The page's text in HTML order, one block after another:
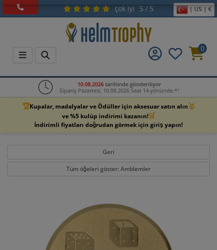
çok iyi 5 / 5 | US | €
0
10.08.2026tarihinde gönderiliyor
Sipariş Pazartesi, 10.08.2026 Saat 14 yönünde.*¹
🏆Kupalar, madalyalar ve Ödüller için aksesuar satın alın🥇
ve %5 kulüp indirimi kazanın!🛒
İndirimli fiyatları doğrudan görmek için giriş yapın!
Geri
Tüm öğeleri göster: Amblemler